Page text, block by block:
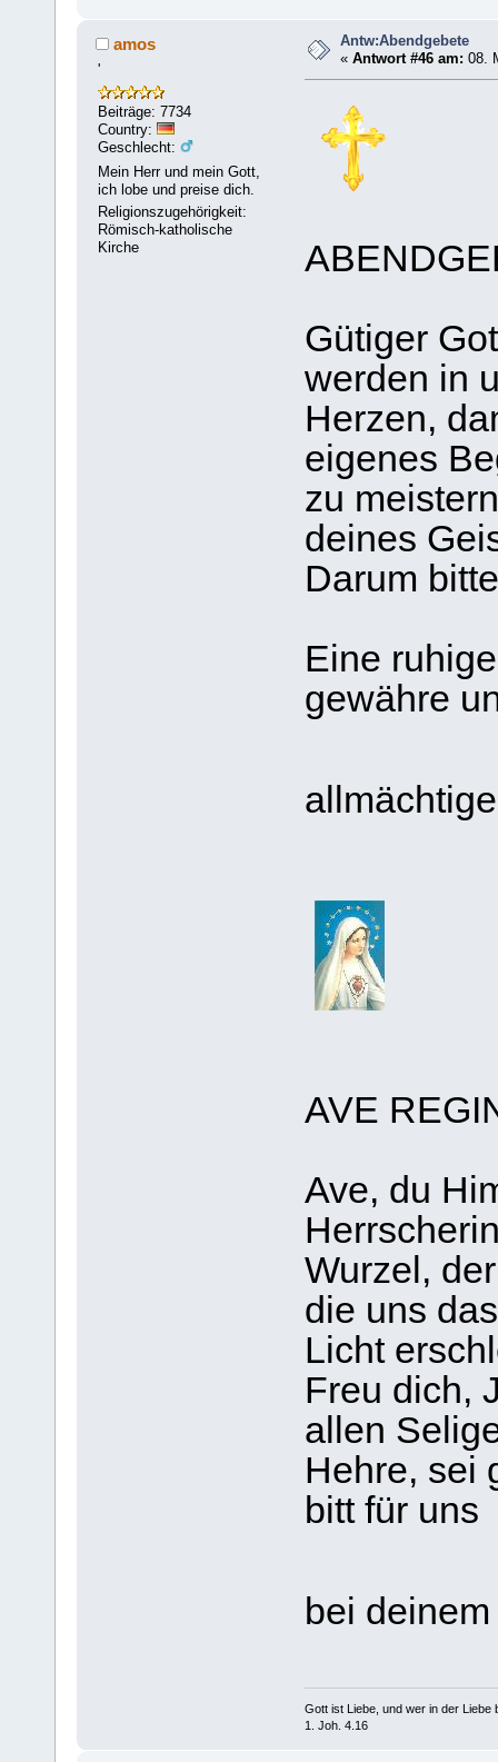
amos
'
Beiträge: 7734
Country:
Geschlecht:
Mein Herr und mein Gott,
ich lobe und preise dich.
Religionszugehörigkeit:
Römisch-katholische
Kirche
Antw:Abendgebete
«Antwort #46 am: 08.
Gütiger
werden in
Herzen,
eigenes
zu
deines
Darum
Eine
gewähre
AVE
Ave, du
Wurzel,
die uns das
Licht
Freu dich,
allen
Hehre, sei
bitt für uns
bei
Gott ist Liebe, und wer in der Liebe
1. Joh. 4.16